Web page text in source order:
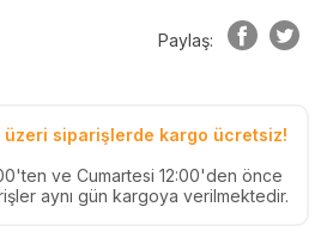
Paylaş:
üzeri siparişlerde kargo ücretsiz!
ve Cumartesi 12:00'den önce
aynı gün kargoya verilmektedir.